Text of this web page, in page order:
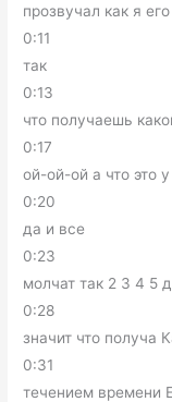
прозвучал как я
0:11
так
0:13
что получаешь
0:17
ой-ой-ой а что это
0:20
да и все
0:23
молчат так 2 3 4 5
0:28
значит что получа
0:31
течением времени